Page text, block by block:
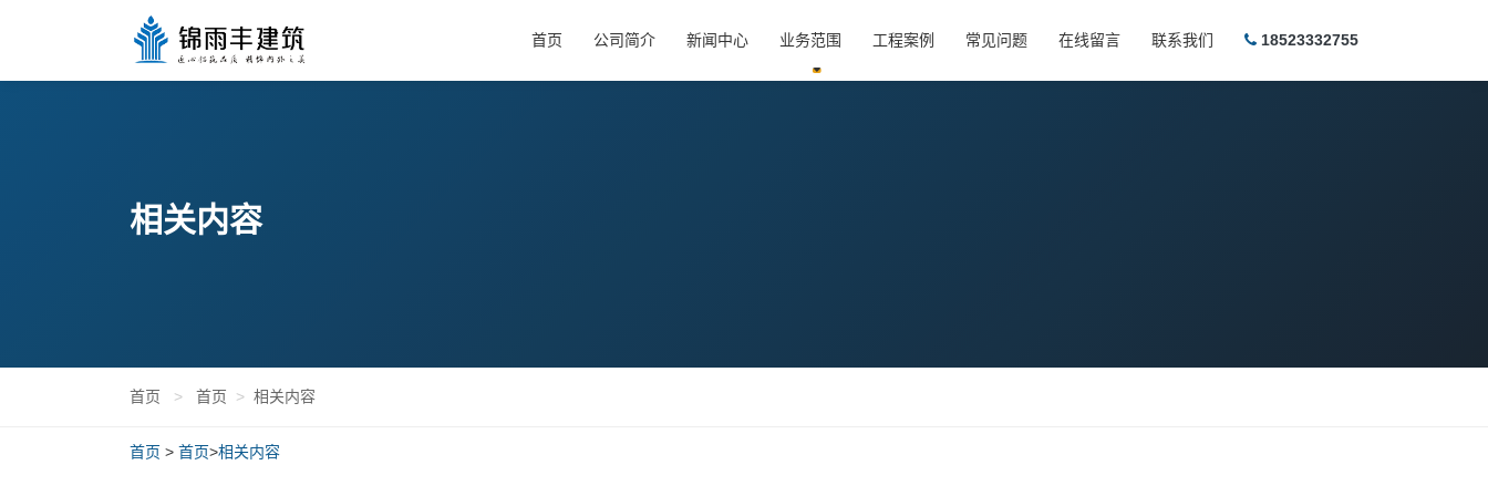
首页 公司简介 新闻中心 业务范围 工程案例 常见问题 在线留言 联系我们 18523332755
相关内容
首页 > 首页 > 相关内容
首页 > 首页>相关内容